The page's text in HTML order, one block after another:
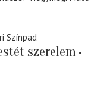
Színpad
szerelem